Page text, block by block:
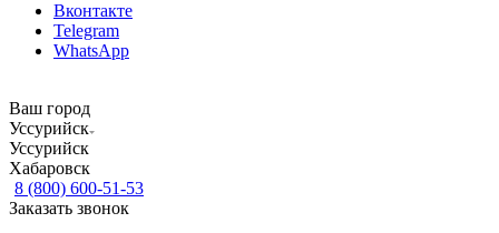
Вконтакте
Telegram
WhatsApp
Ваш город
Уссурийск
Уссурийск
Хабаровск
8 (800) 600-51-53
Заказать звонок